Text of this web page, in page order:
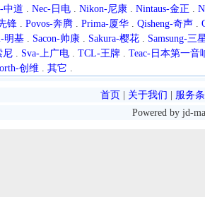
中道 . Nec-日电 . Nikon-尼康 . Nintaus-金正 .
锋 . Povos-奔腾 . Prima-厦华 . Qisheng-奇声 .
明基 . Sacon-帅康 . Sakura-樱花 . Samsung-三
尼 . Sva-上广电 . TCL-王牌 . Teac-日本第一音
创维 . 其它 .
首页 关于我们
服务
Powered by jd-